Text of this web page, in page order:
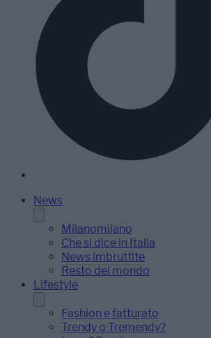
News
Milanomilano
Che si dice in Italia
News imbruttite
Resto del mondo
Lifestyle
Fashion e fatturato
Trendy o Tremendy?